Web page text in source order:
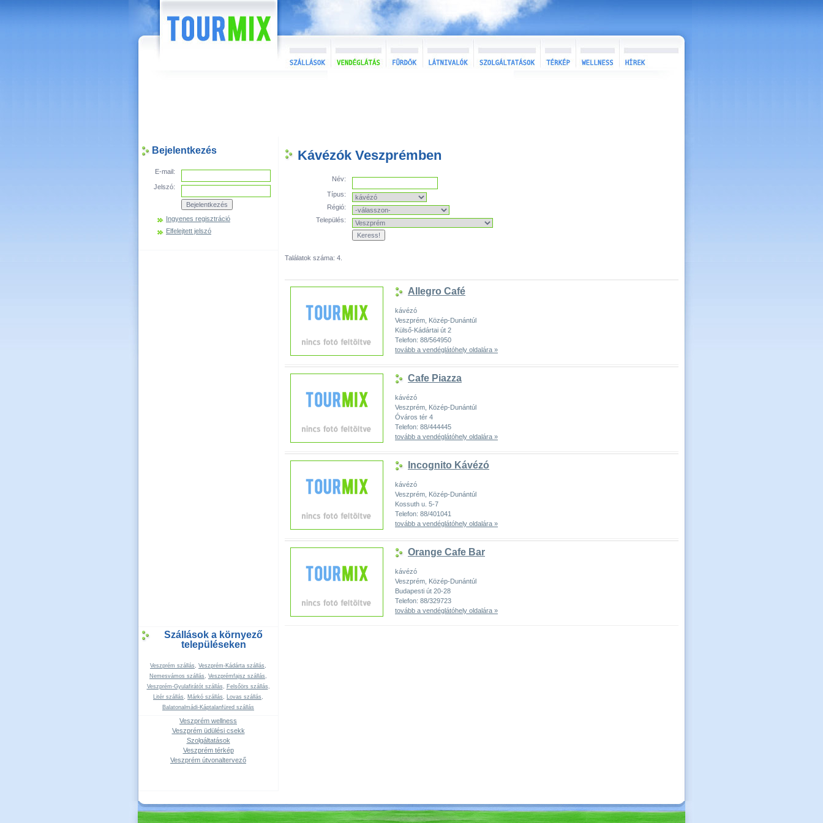
Bejelentkezés
E-mail:
Jelszó:
Ingyenes regisztráció
Elfelejtett jelszó
Szállások a környező
településeken
Veszprém szállás, Veszprém-Kádárta szállás,
Nemesvámos szállás, Veszprémfajsz szállás,
Veszprém-Gyulafirátót szállás, Felsőörs szállás,
Litér szállás, Márkó szállás, Lovas szállás,
Balatonalmádi-Káptalanfüred szállás
Veszprém wellness
Veszprém üdülési csekk
Szolgáltatások
Veszprém térkép
Veszprém útvonaltervező
Kávézók Veszprémben
Név:
Típus:
Régió:
Település:
Találatok száma: 4.
Allegro Café
kávézó
Veszprém, Közép-Dunántúl
Külső-Kádártai út 2
Telefon: 88/564950
tovább a vendéglátóhely oldalára »
Cafe Piazza
kávézó
Veszprém, Közép-Dunántúl
Óváros tér 4
Telefon: 88/444445
tovább a vendéglátóhely oldalára »
Incognito Kávézó
kávézó
Veszprém, Közép-Dunántúl
Kossuth u. 5-7
Telefon: 88/401041
tovább a vendéglátóhely oldalára »
Orange Cafe Bar
kávézó
Veszprém, Közép-Dunántúl
Budapesti út 20-28
Telefon: 88/329723
tovább a vendéglátóhely oldalára »